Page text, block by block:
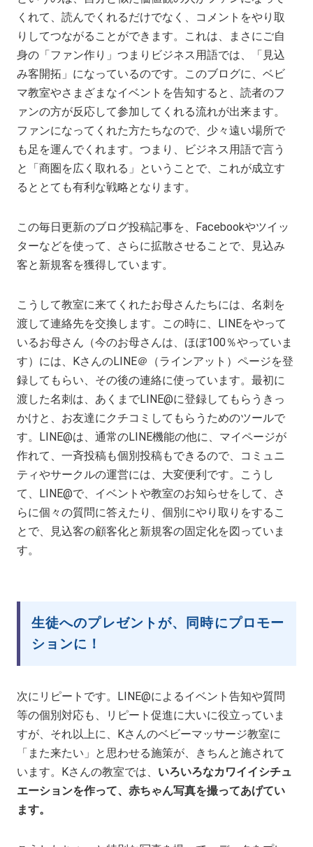
くれて、読んでくれるだけでなく、コメントをやり取
りしてつながることができます。これは、まさにご自
身の「ファン作り」つまりビジネス用語では、「見込
み客開拓」になっているのです。このブログに、ベビ
マ教室やさまざまなイベントを告知すると、読者のフ
ァンの方が反応して参加してくれる流れが出来ます。
ファンになってくれた方たちなので、少々遠い場所で
も足を運んでくれます。つまり、ビジネス用語で言う
と「商圏を広く取れる」ということで、これが成立す
るととても有利な戦略となります。
この毎日更新のブログ投稿記事を、Facebookやツイッ
ターなどを使って、さらに拡散させることで、見込み
客と新規客を獲得しています。
こうして教室に来てくれたお母さんたちには、名刺を
渡して連絡先を交換します。この時に、LINEをやって
いるお母さん（今のお母さんは、ほぼ100％やっていま
す）には、KさんのLINE＠（ラインアット）ページを登
録してもらい、その後の連絡に使っています。最初に
渡した名刺は、あくまでLINE@に登録してもらうきっ
かけと、お友達にクチコミしてもらうためのツールで
す。LINE@は、通常のLINE機能の他に、マイページが
作れて、一斉投稿も個別投稿もできるので、コミュニ
ティやサークルの運営には、大変便利です。こうし
て、LINE@で、イベントや教室のお知らせをして、さ
らに個々の質問に答えたり、個別にやり取りをするこ
とで、見込客の顧客化と新規客の固定化を図っていま
す。
生徒へのプレゼントが、同時にプロモー
ションに！
次にリピートです。LINE@によるイベント告知や質問
等の個別対応も、リピート促進に大いに役立っていま
すが、それ以上に、Kさんのベビーマッサージ教室に
「また来たい」と思わせる施策が、きちんと施されて
います。Kさんの教室では、 いろいろなカワイイシチュ
エーションを作って、赤ちゃん写真を撮ってあげてい
ます。